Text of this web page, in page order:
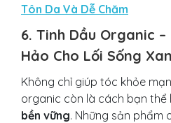
Tôn Da Và Dễ Chăm
6. Tinh Dầu Organic
Hảo Cho Lối Sống
Không chỉ giúp tóc khỏe
organic còn là cách bạn thể
bền vững. Những sản phẩm